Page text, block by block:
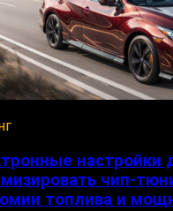
настройки
чип-
топлива и